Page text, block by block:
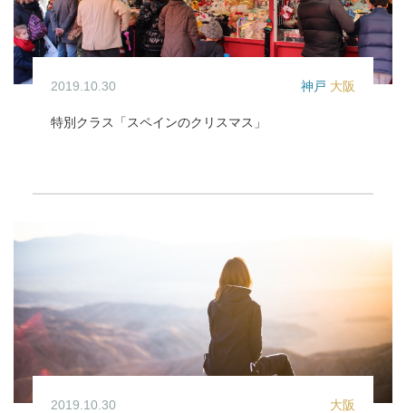
2019.10.30 神戸 大阪
特別クラス「スペインのクリスマス」
2019.10.30 大阪